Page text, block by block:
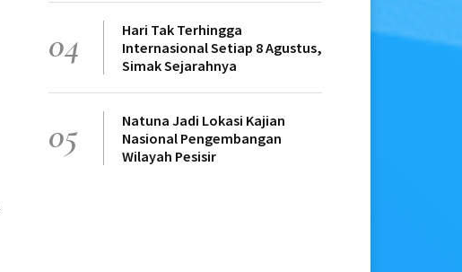
04
Hari Tak Terhingga
Internasional Setiap 8 Agustus,
Simak Sejarahnya
05
Natuna Jadi Lokasi Kajian
Nasional Pengembangan
Wilayah Pesisir